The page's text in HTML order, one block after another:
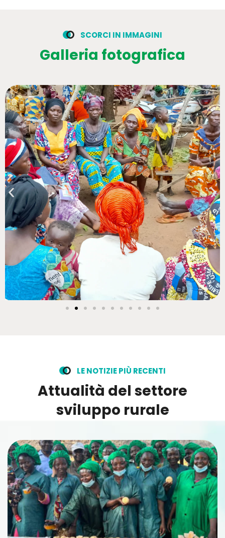
SCORCI IN IMMAGINI
Galleria fotografica
LENOTIZIEPIÙ RECENTI
Attualità del settore
sviluppo rurale